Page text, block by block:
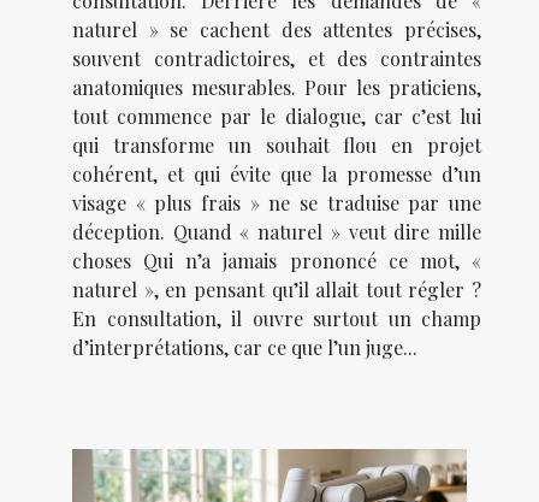
naturel » se cachent des attentes précises,
souvent contradictoires, et des contraintes
anatomiques mesurables. Pour les praticiens,
tout commence par le dialogue, car c’est lui
qui transforme un souhait flou en projet
cohérent, et qui évite que la promesse d’un
visage « plus frais » ne se traduise par une
déception. Quand « naturel » veut dire mille
choses Qui n’a jamais prononcé ce mot, «
naturel », en pensant qu’il allait tout régler ?
En consultation, il ouvre surtout un champ
d’interprétations, car ce que l’un juge...